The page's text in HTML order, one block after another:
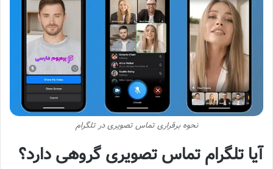
نحوه برقراری تماس تصویری در تلگرام
آیا تلگرام تماس تصویری گروهی دارد؟